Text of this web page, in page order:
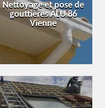
Nettoyage et pose de
gouttières ALU 86
Vienne